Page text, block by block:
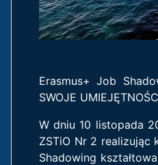
Erasmus+ Job
SWOJE
W dniu 10 listopada
ZSTiO Nr 2 realizując
Shadowing